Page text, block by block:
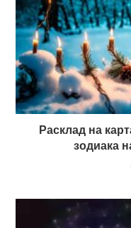
Расклад на
зодиака